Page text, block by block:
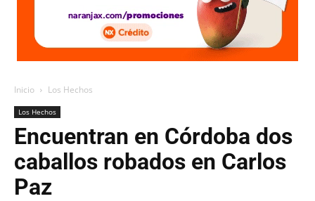
Inicio Los Hechos
Los Hechos
Encuentran en Córdoba dos
caballos robados en Carlos
Paz